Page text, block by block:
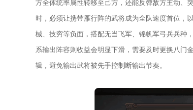
方全体统率属性转移至己方，还能反弹敌方主动、
时，必须让携带雁行阵的武将成为全队速度首位，
械、技穷等负面，搭配无当飞军、锦帆军弓兵兵种
系输出阵容则收益会明显下滑，需要及时更换八门
辑，避免输出武将被先手控制断输出节奏。